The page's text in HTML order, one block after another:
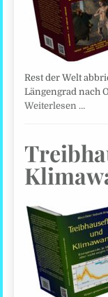
Rest der Welt
Längengrad nach
Weiterlesen …